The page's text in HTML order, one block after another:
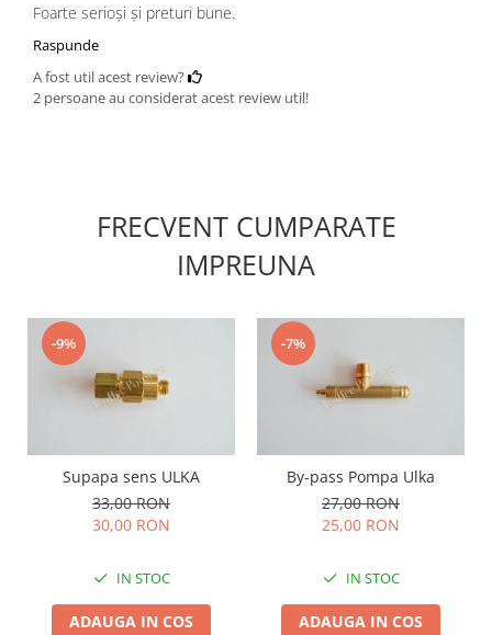
Foarte serioși și preturi bune.
Raspunde
A fost util acest review?
2 persoane au considerat acest review util!
FRECVENT CUMPARATE
IMPREUNA
-9%
Supapa sens ULKA
33,00 RON
30,00 RON
IN STOC
ADAUGA IN COS
-7%
By-pass Pompa Ulka
27,00 RON
25,00 RON
IN STOC
ADAUGA IN COS